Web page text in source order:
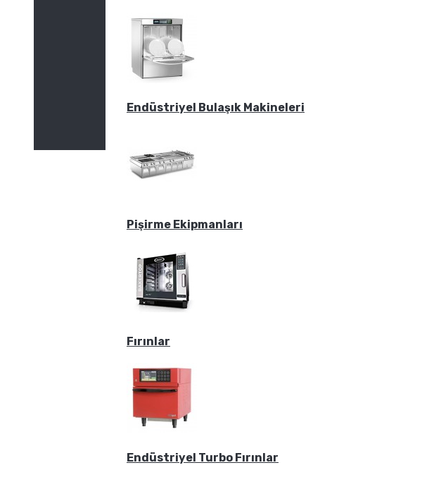
Endüstriyel Bulaşık Makineleri
Pişirme Ekipmanları
Fırınlar
Endüstriyel Turbo Fırınlar